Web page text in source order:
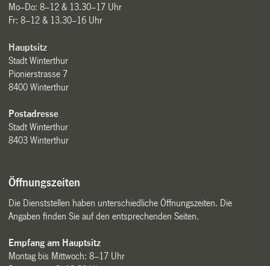
Mo–Do: 8–12 & 13.30–17 Uhr
Fr: 8–12 & 13.30–16 Uhr
Hauptsitz
Stadt Winterthur
Pionierstrasse 7
8400 Winterthur
Postadresse
Stadt Winterthur
8403 Winterthur
Öffnungszeiten
Die Dienststellen haben unterschiedliche Öffnungszeiten. Die
Angaben finden Sie auf den entsprechenden Seiten.
Empfang am Hauptsitz
Montag bis Mittwoch: 8–17 Uhr